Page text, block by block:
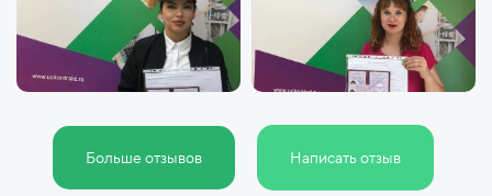
Больше отзывов Написать отзыв